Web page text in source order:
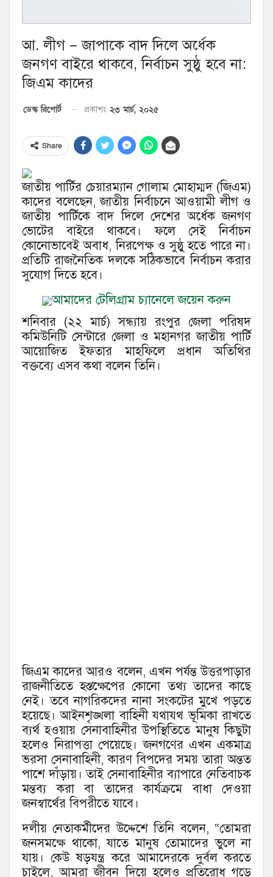
আ. লীগ – জাপাকে বাদ দিলে অর্ধেক
জনগণ বাইরে থাকবে, নির্বাচন সুষ্ঠু হবে না:
জিএম কাদের
ডেস্ক রিপোর্ট প্রকাশঃ ২৩ মার্চ, ২০২৫
Share
জাতীয় পার্টির চেয়ারম্যান গোলাম মোহাম্মদ (জিএম)
কাদের বলেছেন, জাতীয় নির্বাচনে আওয়ামী লীগ ও
জাতীয় পার্টিকে বাদ দিলে দেশের অর্ধেক জনগণ
ভোটের বাইরে থাকবে। ফলে সেই নির্বাচন
কোনোভাবেই অবাধ, নিরপেক্ষ ও সুষ্ঠু হতে পারে না।
প্রতিটি রাজনৈতিক দলকে সঠিকভাবে নির্বাচন করার
সুযোগ দিতে হবে।
আমাদের টেলিগ্রাম চ্যানেলে জয়েন করুন
শনিবার (২২ মার্চ) সন্ধ্যায় রংপুর জেলা পরিষদ
কমিউনিটি সেন্টারে জেলা ও মহানগর জাতীয় পার্টি
আয়োজিত ইফতার মাহফিলে প্রধান অতিথির
বক্তব্যে এসব কথা বলেন তিনি।
জিএম কাদের আরও বলেন, এখন পর্যন্ত উত্তরপাড়ার
রাজনীতিতে হস্তক্ষেপের কোনো তথ্য তাদের কাছে
নেই। তবে নাগরিকদের নানা সংকটের মুখে পড়তে
হয়েছে। আইনশৃঙ্খলা বাহিনী যথাযথ ভূমিকা রাখতে
ব্যর্থ হওয়ায় সেনাবাহিনীর উপস্থিতিতে মানুষ কিছুটা
হলেও নিরাপত্তা পেয়েছে। জনগণের এখন একমাত্র
ভরসা সেনাবাহিনী, কারণ বিপদের সময় তারা অন্তত
পাশে দাঁড়ায়। তাই সেনাবাহিনীর ব্যাপারে নেতিবাচক
মন্তব্য করা বা তাদের কার্যক্রমে বাধা দেওয়া
জনস্বার্থের বিপরীতে যাবে।
দলীয় নেতাকর্মীদের উদ্দেশে তিনি বলেন, “তোমরা
জনসমক্ষে থাকো, যাতে মানুষ তোমাদের ভুলে না
যায়। কেউ ষড়যন্ত্র করে আমাদেরকে দুর্বল করতে
চাইলে, আমরা জীবন দিয়ে হলেও প্রতিরোধ গড়ে